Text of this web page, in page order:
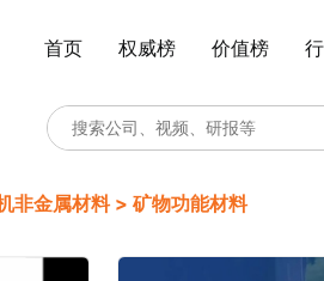
首页 权威榜 价值榜
非金属材料 > 矿物功能材料